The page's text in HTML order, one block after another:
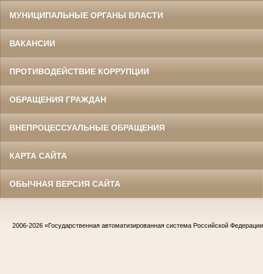
МУНИЦИПАЛЬНЫЕ ОРГАНЫ ВЛАСТИ
ВАКАНСИИ
ПРОТИВОДЕЙСТВИЕ КОРРУПЦИИ
ОБРАЩЕНИЯ ГРАЖДАН
ВНЕПРОЦЕССУАЛЬНЫЕ ОБРАЩЕНИЯ
КАРТА САЙТА
ОБЫЧНАЯ ВЕРСИЯ САЙТА
2006-2026 «Государственная автоматизированная система Российской